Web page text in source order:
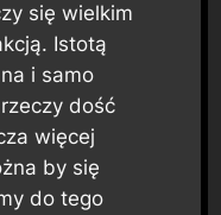
się wielkim
Istotą
i samo
dość
więcej
by się
do tego